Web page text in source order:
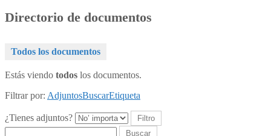
Directorio de documentos
Todos los documentos
Estás viendo todos los documentos.
Filtrar por: AdjuntosBuscarEtiqueta
¿Tienes adjuntos?
Buscar